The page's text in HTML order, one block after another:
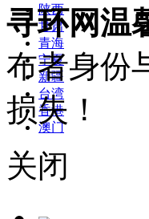
陕西
甘肃
青海
宁夏
新疆
台湾
香港
澳门
寻环网温
布者身份
损失！
关闭